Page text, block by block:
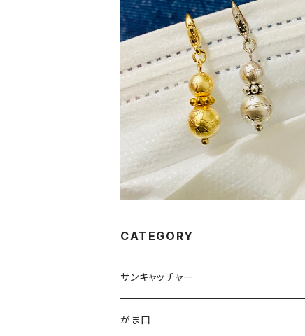
チャーム【ひょうたん】
¥400
CATEGORY
サンキャッチャー
ストラップ
がま口